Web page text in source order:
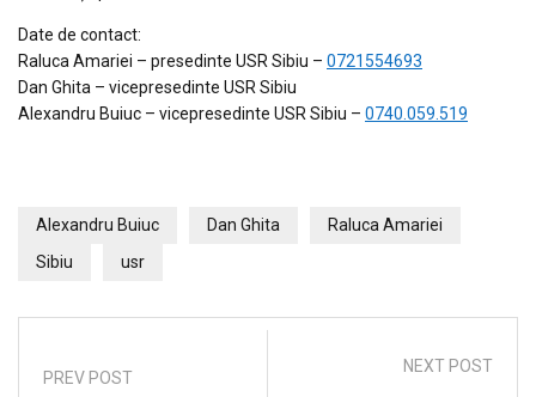
Date de contact:
Raluca Amariei – presedinte USR Sibiu – 0721554693
Dan Ghita – vicepresedinte USR Sibiu
Alexandru Buiuc – vicepresedinte USR Sibiu – 0740.059.519
Alexandru Buiuc Dan Ghita
Raluca Amariei
Sibiu
usr
PREV POST
NEXT POST